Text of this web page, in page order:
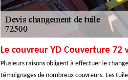
Le couvreur YD Couverture
Plusieurs raisons obligent à effectuer le
témoignages de nombreux couvreurs. Les